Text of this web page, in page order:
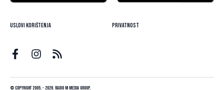
Uslovi korištenja Privatnost
© Copyright 2005. - 2026. Radio M Media Group.